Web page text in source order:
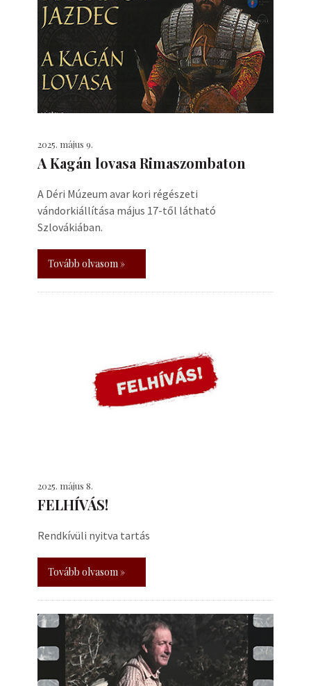
2025. május 9.
A Kagán lovasa Rimaszombaton
A Déri Múzeum avar kori régészeti
vándorkiállítása május 17-től látható
Szlovákiában.
Tovább olvasom »
2025. május 8.
FELHÍVÁS!
Rendkívüli nyitva tartás
Tovább olvasom »